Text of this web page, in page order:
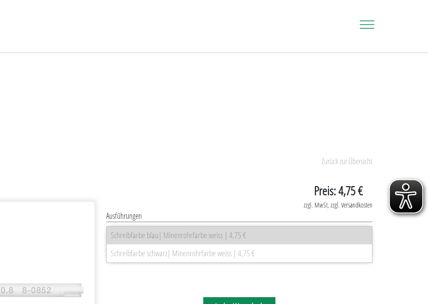
Zurück zur Übersicht
Preis: 4,75 €
zzgl. MwSt, zzgl. Versandkosten
Ausführungen
Schreibfarbe blau| Minenrohrfarbe weiss | 4,75 €
Schreibfarbe schwarz| Minenrohrfarbe weiss | 4,75 €